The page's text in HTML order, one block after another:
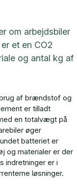
om arbejdsbiler
et en CO2
og antal kg af
af brændstof og
er tilladt
en totalvægt på
øger
batteriet er
og materialer er der
indretninger er i
løsninger.